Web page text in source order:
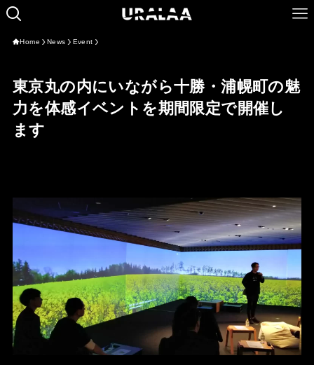
Home News Event
東京丸の内にいながら十勝・浦幌町の魅
力を体感イベントを期間限定で開催し
ます